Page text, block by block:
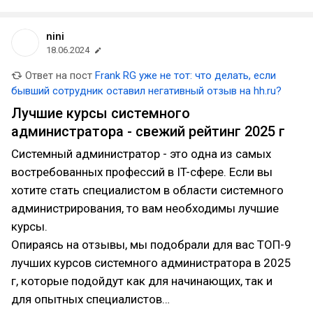
nini
18.06.2024
Ответ на пост Frank RG уже не тот: что делать, если
бывший сотрудник оставил негативный отзыв на hh.ru?
Лучшие курсы системного
администратора - свежий рейтинг 2025 г
Системный администратор - это одна из самых
востребованных профессий в IT-сфере. Если вы
хотите стать специалистом в области системного
администрирования, то вам необходимы лучшие
курсы.
Опираясь на отзывы, мы подобрали для вас ТОП-9
лучших курсов системного администратора в 2025
г, которые подойдут как для начинающих, так и
для опытных специалистов…